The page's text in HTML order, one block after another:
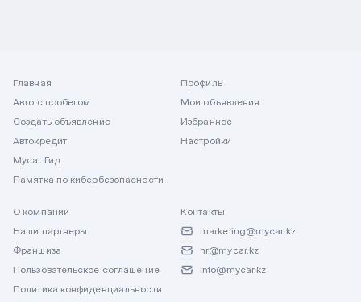
Главная
Авто с пробегом
Создать объявление
Автокредит
Mycar Гид
Памятка по кибербезопасности
Профиль
Мои объявления
Избранное
Настройки
О компании
Наши партнеры
Франшиза
Пользовательское соглашение
Политика конфиденциальности
Контакты
marketing@mycar.kz
hr@mycar.kz
info@mycar.kz